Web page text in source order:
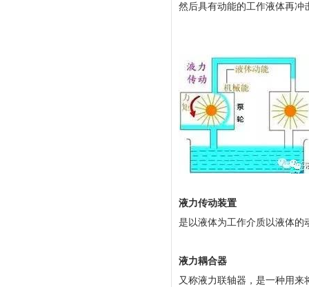
然后具有动能的工作液体再冲
液力传动装置
是以液体为工作介质以液体的
液力耦合器
又称液力联轴器，是一种用